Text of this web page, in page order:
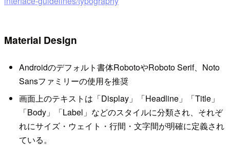
Material Design
Androidのデフォルト書体RobotoやRoboto Serif、Noto
Sansファミリーの使用を推奨
画面上のテキストは「Display」「Headline」「Title」
「Body」「Label」などのスタイルに分類され、それぞ
れにサイズ・ウェイト・行間・文字間が明確に定義され
ている。